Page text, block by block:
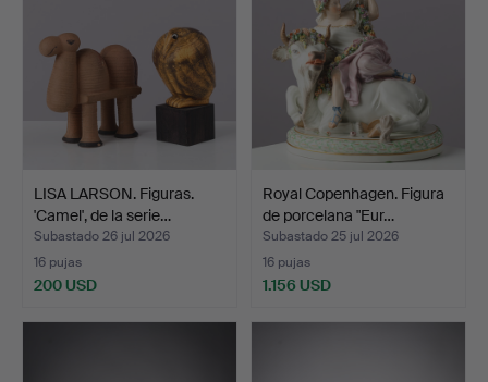
LISA LARSON. Figuras.
'Camel', de la serie…
Subastado 26 jul 2026
16 pujas
200 USD
Royal Copenhagen. Figura
de porcelana "Eur…
Subastado 25 jul 2026
16 pujas
1.156 USD